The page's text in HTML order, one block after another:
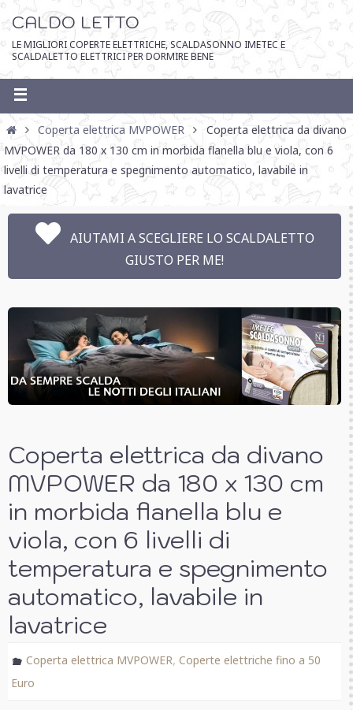
CALDO LETTO
LE MIGLIORI COPERTE ELETTRICHE, SCALDASONNO IMETEC E
SCALDALETTO ELETTRICI PER DORMIRE BENE
Coperta elettrica MVPOWER
Coperta elettrica da divano
MVPOWER da 180 x 130 cm in morbida flanella blu e viola, con 6
livelli di temperatura e spegnimento automatico, lavabile in
lavatrice
AIUTAMI A SCEGLIERE LO SCALDALETTO
GIUSTO PER ME!
Coperta elettrica da divano
MVPOWER da 180 x 130 cm
in morbida flanella blu e
viola, con 6 livelli di
temperatura e spegnimento
automatico, lavabile in
lavatrice
Coperta elettrica MVPOWER,Coperte elettriche fino a 50
Euro